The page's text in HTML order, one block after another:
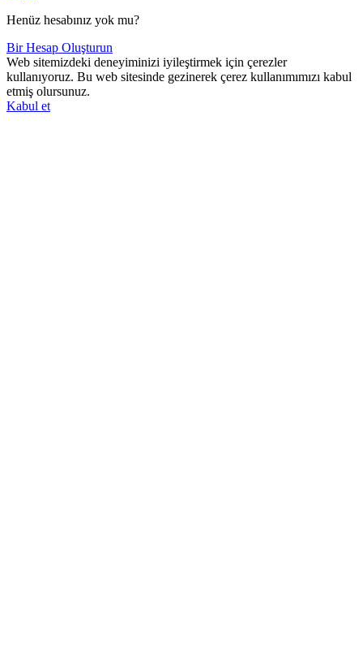
Henüz hesabınız yok mu?
Bir Hesap Oluşturun
Web sitemizdeki deneyiminizi iyileştirmek için çerezler
kullanıyoruz. Bu web sitesinde gezinerek çerez kullanımımızı kabul
etmiş olursunuz.
Kabul et